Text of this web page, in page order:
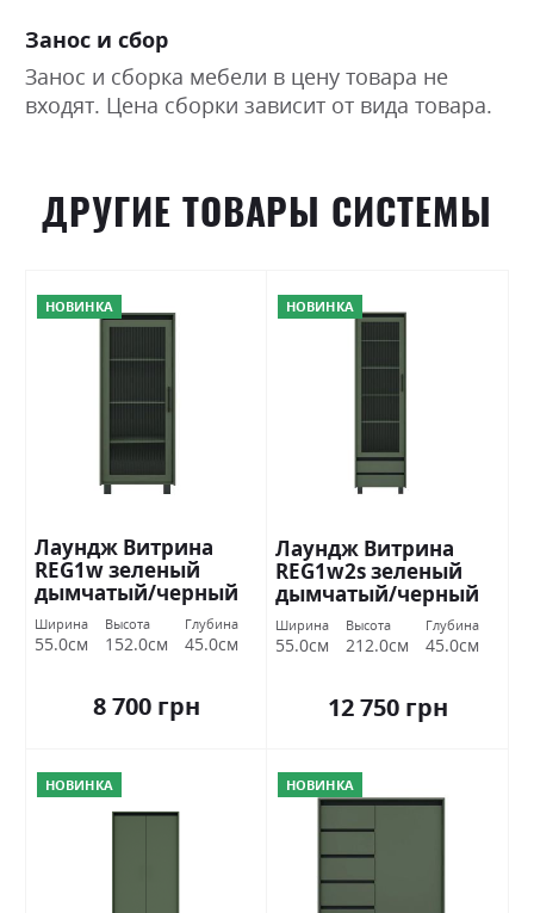
Занос и сбор
Занос и сборка мебели в цену товара не
входят. Цена сборки зависит от вида товара.
ДРУГИЕ ТОВАРЫ СИСТЕМЫ
НОВИНКА
Лаундж Витрина
REG1w зеленый
дымчатый/черный
БРВ Украина
Ширина
55.0см
Высота
152.0см
Глубина
45.0см
8 700 грн
НОВИНКА
Лаундж Витрина
REG1w2s зеленый
дымчатый/черный
БРВ Украина
Ширина
55.0см
Высота
212.0см
Глубина
45.0см
12 750 грн
НОВИНКА НОВИНКА